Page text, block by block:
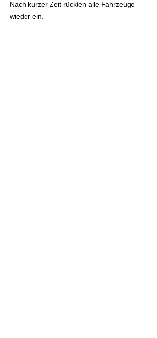
Nach kurzer Zeit rückten alle Fahrzeuge
wieder ein.